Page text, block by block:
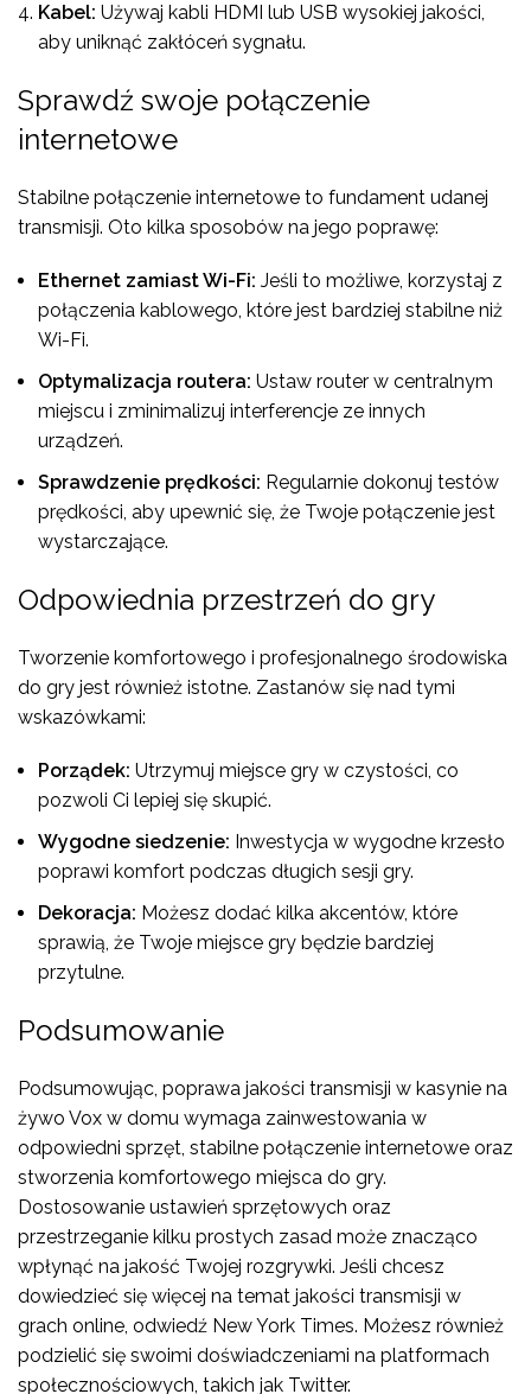
Kabel: Używaj kabli HDMI lub USB wysokiej jakości,
aby uniknąć zakłóceń sygnału.
Sprawdź swoje połączenie
internetowe
Stabilne połączenie internetowe to fundament udanej
transmisji. Oto kilka sposobów na jego poprawę:
Ethernet zamiast Wi-Fi: Jeśli to możliwe, korzystaj z
połączenia kablowego, które jest bardziej stabilne niż
Wi-Fi.
Optymalizacja routera: Ustaw router w centralnym
miejscu i zminimalizuj interferencje ze innych
urządzeń.
Sprawdzenie prędkości: Regularnie dokonuj testów
prędkości, aby upewnić się, że Twoje połączenie jest
wystarczające.
Odpowiednia przestrzeń do gry
Tworzenie komfortowego i profesjonalnego środowiska
do gry jest również istotne. Zastanów się nad tymi
wskazówkami:
Porządek: Utrzymuj miejsce gry w czystości, co
pozwoli Ci lepiej się skupić.
Wygodne siedzenie: Inwestycja w wygodne krzesło
poprawi komfort podczas długich sesji gry.
Dekoracja: Możesz dodać kilka akcentów, które
sprawią, że Twoje miejsce gry będzie bardziej
przytulne.
Podsumowanie
Podsumowując, poprawa jakości transmisji w kasynie na
żywo Vox w domu wymaga zainwestowania w
odpowiedni sprzęt, stabilne połączenie internetowe oraz
stworzenia komfortowego miejsca do gry.
Dostosowanie ustawień sprzętowych oraz
przestrzeganie kilku prostych zasad może znacząco
wpłynąć na jakość Twojej rozgrywki. Jeśli chcesz
dowiedzieć się więcej na temat jakości transmisji w
grach online, odwiedź New York Times. Możesz również
podzielić się swoimi doświadczeniami na platformach
społecznościowych, takich jak Twitter.